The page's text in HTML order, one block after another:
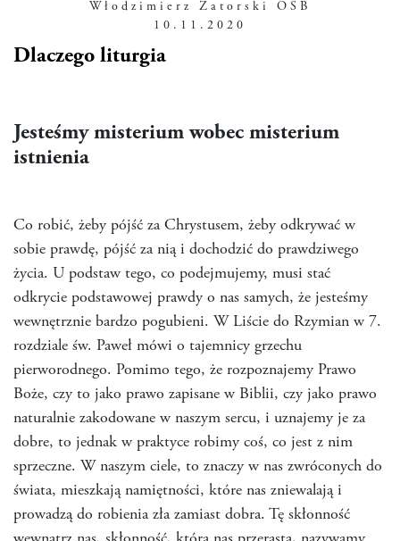
Włodzimierz Zatorski OSB
10.11.2020
Dlaczego liturgia
Jesteśmy misterium wobec misterium
istnienia
Co robić, żeby pójść za Chrystusem, żeby odkrywać w
sobie prawdę, pójść za nią i dochodzić do prawdziwego
życia. U podstaw tego, co podejmujemy, musi stać
odkrycie podstawowej prawdy o nas samych, że jesteśmy
wewnętrznie bardzo pogubieni. W Liście do Rzymian w 7.
rozdziale św. Paweł mówi o tajemnicy grzechu
pierworodnego. Pomimo tego, że rozpoznajemy Prawo
Boże, czy to jako prawo zapisane w Biblii, czy jako prawo
naturalnie zakodowane w naszym sercu, i uznajemy je za
dobre, to jednak w praktyce robimy coś, co jest z nim
sprzeczne. W naszym ciele, to znaczy w nas zwróconych do
świata, mieszkają namiętności, które nas zniewalają i
prowadzą do robienia zła zamiast dobra. Tę skłonność